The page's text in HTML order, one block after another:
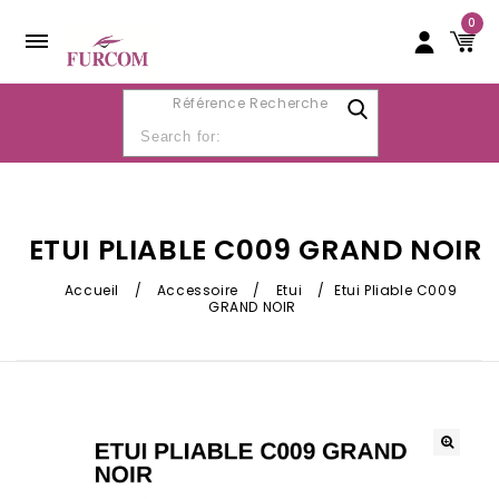
0
Référence Recherche
ETUI PLIABLE C009 GRAND NOIR
Accueil / Accessoire / Etui / Etui Pliable C009
GRAND NOIR